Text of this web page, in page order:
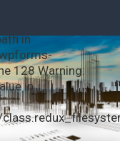
IconChoices.php
in
128 Warning:
in